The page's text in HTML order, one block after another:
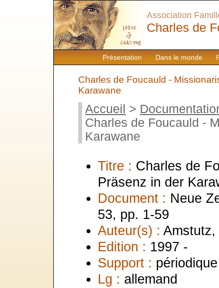
Présentation Dans le monde
Association
Charles de
Charles de Foucauld -
Karawane
Accueil >
Charles de Foucauld -
Karawane
Titre : Charles de
Präsenz in der
Document : Neue
53, pp. 1-59
Auteur(s) :
Edition : 1997 -
Support : périodique
Lg : allemand